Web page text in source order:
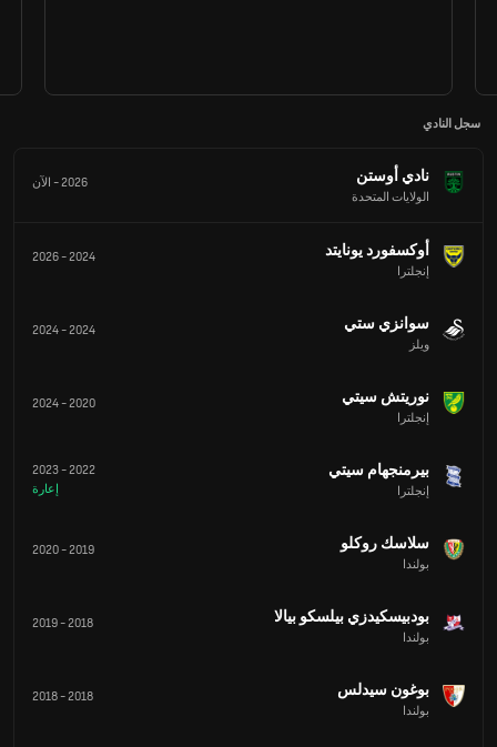
سجل النادي
نادي أوستن
الولايات المتحدة
2026
- الآن
أوكسفورد يونايتد
إنجلترا
2024
-
2026
سوانزي ستي
ويلز
2024
-
2024
نوريتش سيتي
إنجلترا
2020
-
2024
بيرمنجهام سيتي
إنجلترا
2022
-
2023
إعارة
سلاسك روكلو
بولندا
2019
-
2020
بودبيسكيدزي بيلسكو بيالا
بولندا
2018
-
2019
بوغون سيدلس
بولندا
2018
-
2018